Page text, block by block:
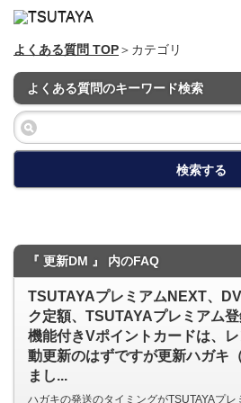
よくある質問 TOP＞カテゴリ
よくある質問のキーワード検索
検索する
『 更新DM 』 内のFAQ
TSUTAYAプレミアムNEXT、
ク定額、TSUTAYAプレミアム
機能付きVポイントカードは、
動更新のはずですが更新ハガキ
まし...
ハガキの発送のタイミングがTSUTAYAプ